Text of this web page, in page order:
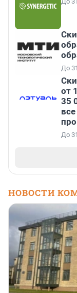
До
от
35
До
НОВОСТИ